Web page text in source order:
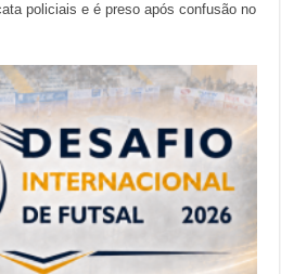
policiais e é preso após confusão no